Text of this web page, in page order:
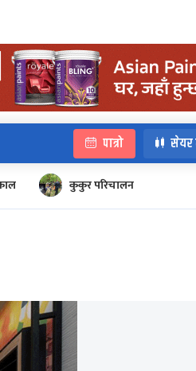
पात्रो सेयर
कुकुर परिचालन